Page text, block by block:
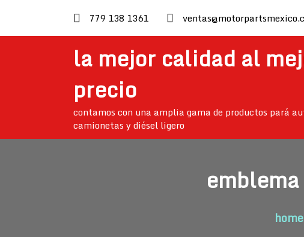
content
779 138 1361
la mejor calidad al
precio
contamos con una amplia gama de productos pará
camionetas y diésel ligero
home